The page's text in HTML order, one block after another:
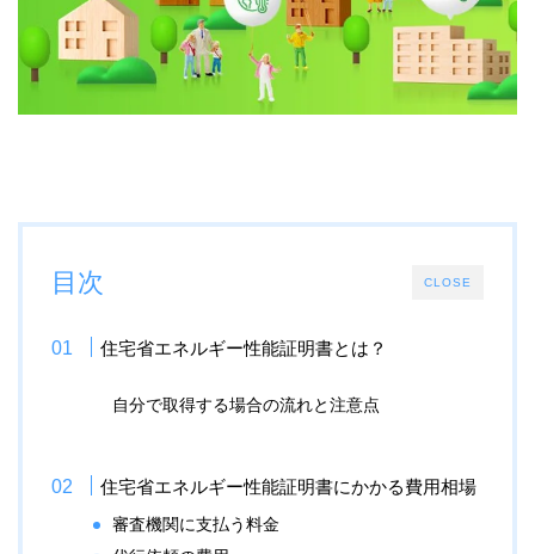
CLOSE
目次
住宅省エネルギー性能証明書とは？
自分で取得する場合の流れと注意点
住宅省エネルギー性能証明書にかかる費用相場
審査機関に支払う料金